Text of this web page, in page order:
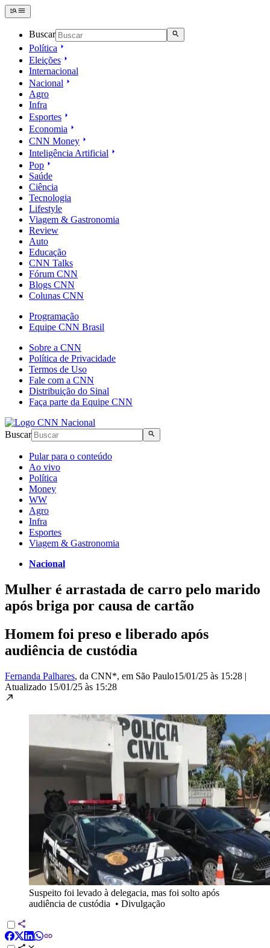
Buscar
Política
Eleições
Internacional
Nacional
Agro
Infra
Esportes
Economia
CNN Money
Inteligência Artificial
Pop
Saúde
Ciência
Tecnologia
Lifestyle
Viagem & Gastronomia
Review
Auto
Educação
CNN Talks
Fórum CNN
Blogs CNN
Colunas CNN
Programação
Equipe CNN Brasil
Sobre a CNN
Política de Privacidade
Termos de Uso
Fale com a CNN
Distribuição do Sinal
Faça parte da Equipe CNN
Buscar
Pular para o conteúdo
Ao vivo
Política
Money
WW
Agro
Infra
Esportes
Viagem & Gastronomia
Nacional
Mulher é arrastada de carro pelo marido
após briga por causa de cartão
Homem foi preso e liberado após
audiência de custódia
Fernanda Palhares, da CNN*, em São Paulo15/01/25 às 15:28 |
Atualizado 15/01/25 às 15:28
Suspeito foi levado à delegacia, mas foi solto após
audiência de custódia • Divulgação